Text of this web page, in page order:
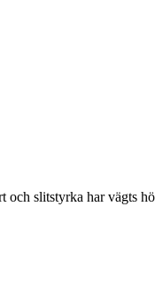
slitstyrka har vägts